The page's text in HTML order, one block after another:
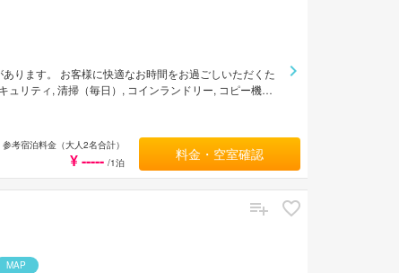
ります。 お客様に快適なお時間をお過ごしいただくた
リティ, 清掃（毎日）, コインランドリー, コピー機な
テル 龍名館 東京のスタッフはお客様のリクエストに応
参考宿泊料金（大人2名合計）
¥ ----- /1泊 料金・空室確認
MAP